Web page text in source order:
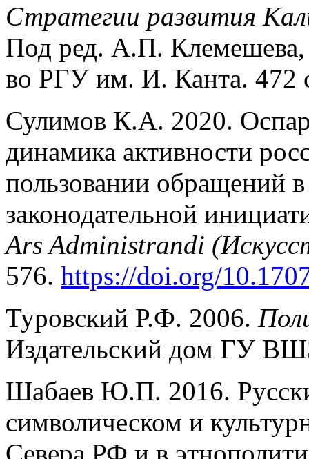
Стратегии развития
Под ред. А.П.
во РГУ им. И. Канта. 472
Сулимов К.А. 2020.
динамика активности
пользовании обращений
законодательной
Ars Administrandi
576. https://doi.org/
Туровский Р.Ф. 2006.
Издательский дом ГУ
Шабаев Ю.П. 2016.
символическом и
Севера РФ и в